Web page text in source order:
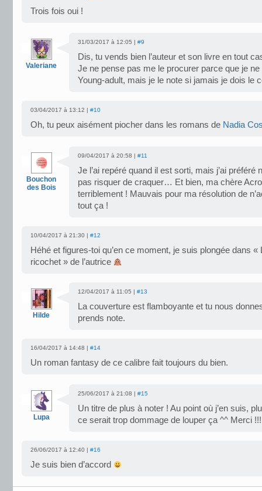
Trois fois oui !
Valeriane
31/03/2017 à 12:05 | #9
Dis, tu vends bien l’auteur et son livre en tout
Je ne pense pas me le procurer parce que je
Young-adult, mais je le note si jamais je dois le
03/04/2017 à 13:12 | #10
Oh, tu peux aisément piocher dans les romans de Nadia
Bouchon
des Bois
09/04/2017 à 20:58 | #11
Je l’ai repéré quand il est sorti, mais j’ai préféré
pas risquer de craquer… Et bien, ma chère
terriblement ! Mauvais pour ma résolution de
tout ça !
10/04/2017 à 21:30 | #12
Héhé et figures-toi qu’en ce moment, je suis plongée dans «
ricochet » de l’autrice
Hilde
12/04/2017 à 11:05 | #13
La couverture est flamboyante et tu nous
prends note.
16/04/2017 à 14:48 | #14
Un roman fantasy de ce calibre fait toujours du bien.
Lupa
25/06/2017 à 21:08 | #15
Un titre de plus à noter ! Au point où j’en suis,
ce serait trop dommage de louper ça ^^ Merci !!!
26/06/2017 à 12:40 | #16
Je suis bien d’accord